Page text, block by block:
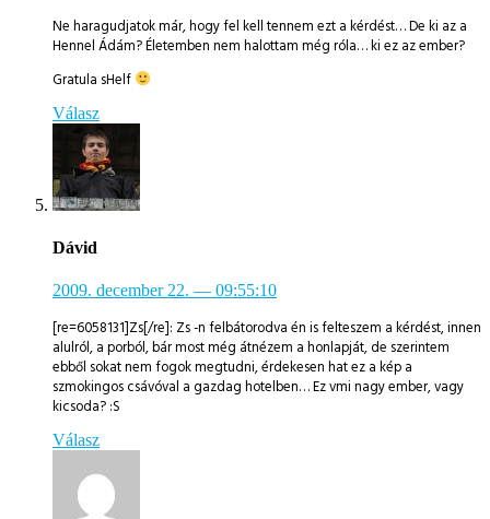
Ne haragudjatok már, hogy fel kell tennem ezt a kérdést… De ki az a
Hennel Ádám? Életemben nem halottam még róla… ki ez az ember?
Gratula sHelf
Válasz
Dávid
2009. december 22. — 09:55:10
[re=6058131]Zs[/re]: Zs -n felbátorodva én is felteszem a kérdést, innen
alulról, a porból, bár most még átnézem a honlapját, de szerintem
ebből sokat nem fogok megtudni, érdekesen hat ez a kép a
szmokingos csávóval a gazdag hotelben… Ez vmi nagy ember, vagy
kicsoda? :S
Válasz